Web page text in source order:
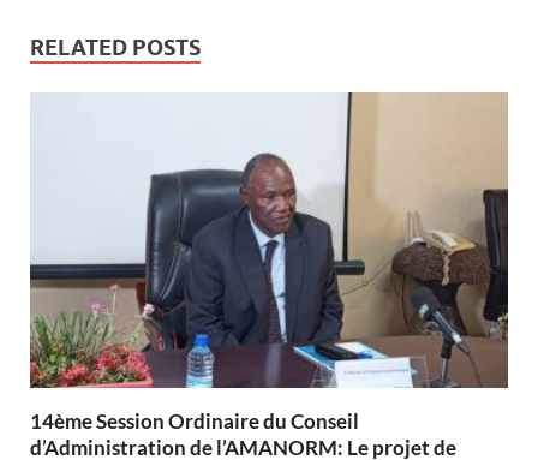
RELATED POSTS
14ème Session Ordinaire du Conseil
d’Administration de l’AMANORM: Le projet de